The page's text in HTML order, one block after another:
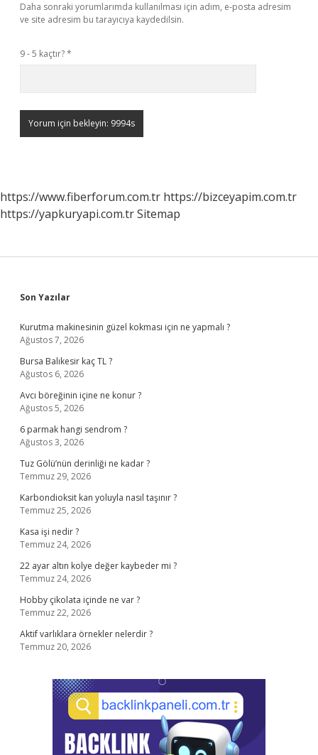
Daha sonraki yorumlarımda kullanılması için adım, e-posta adresim
ve site adresim bu tarayıcıya kaydedilsin.
9 - 5 kaçtır?*
https://www.fiberforum.com.tr https://bizceyapim.com.tr
https://yapkuryapi.com.trSitemap
Sidebar
Son Yazılar
Kurutma makinesinin güzel kokması için ne yapmalı ?
Ağustos 7, 2026
Bursa Balıkesir kaç TL ?
Ağustos 6, 2026
Avcı böreğinin içine ne konur ?
Ağustos 5, 2026
6 parmak hangi sendrom ?
Ağustos 3, 2026
Tuz Gölü’nün derinliği ne kadar ?
Temmuz 29, 2026
Karbondioksit kan yoluyla nasıl taşınır ?
Temmuz 25, 2026
Kasa işi nedir ?
Temmuz 24, 2026
22 ayar altın kolye değer kaybeder mi ?
Temmuz 24, 2026
Hobby çikolata içinde ne var ?
Temmuz 22, 2026
Aktif varlıklara örnekler nelerdir ?
Temmuz 20, 2026